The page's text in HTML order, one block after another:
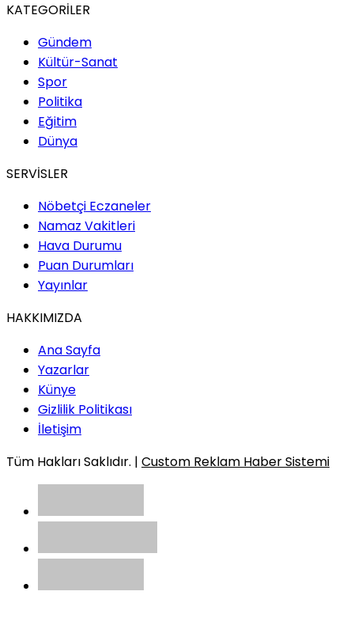
KATEGORİLER
Gündem
Kültür-Sanat
Spor
Politika
Eğitim
Dünya
SERVİSLER
Nöbetçi Eczaneler
Namaz Vakitleri
Hava Durumu
Puan Durumları
Yayınlar
HAKKIMIZDA
Ana Sayfa
Yazarlar
Künye
Gizlilik Politikası
İletişim
Tüm Hakları Saklıdır. | Custom Reklam Haber Sistemi